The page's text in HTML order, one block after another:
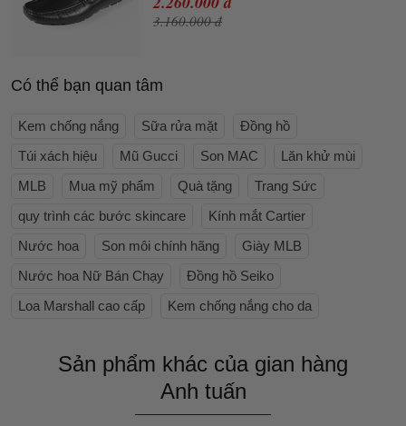
3.160.000 đ
Có thể bạn quan tâm
Kem chống nắng Sữa rửa mặt
Đồng hồ
Túi xách hiệu
Mũ Gucci Son MAC
Lăn khử mùi
MLB
Mua mỹ phẩm Quà tặng
Trang Sức
quy trình các bước skincare
Kính mắt Cartier
Nước hoa
Son môi chính hãng
Giày MLB
Nước hoa Nữ Bán Chạy
Đồng hồ Seiko
Loa Marshall cao cấp
Kem chống nắng cho da
Sản phẩm khác của gian hàng
Anh tuấn